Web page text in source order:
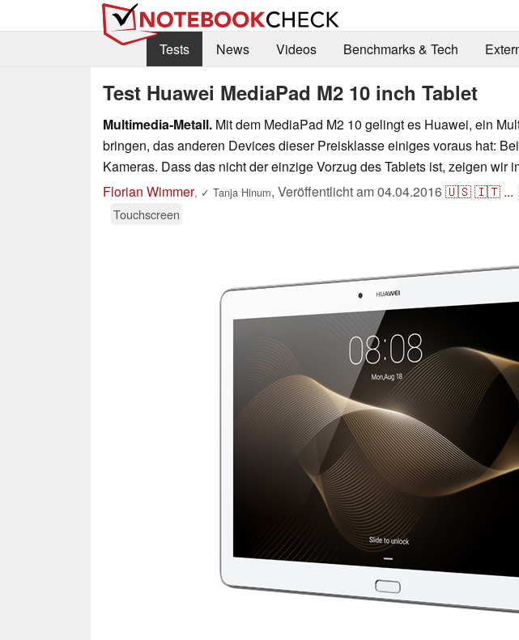
Tests
News Videos Benchmarks & Tech
Test Huawei MediaPad M2 10 inch Tablet
Multimedia-Metall. Mit dem MediaPad M2 10 gelingt es Huawei, ein
bringen, das anderen Devices dieser Preisklasse einiges voraus hat:
Kameras. Dass das nicht der einzige Vorzug des Tablets ist, zeigen wir
Florian Wimmer, ✓ Tanja Hinum, Veröffentlicht am04.04.2016🇺🇸🇮🇹 ...
Touchscreen